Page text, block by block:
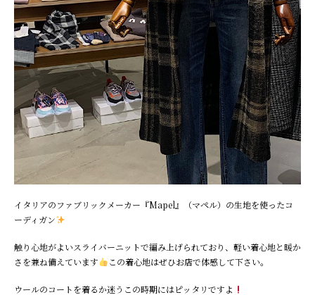
イタリアのファブリックメーカー『Mapel』（マペル）の生地を使ったコ
ーディガン
触り心地がよいスライバーニットで編み上げられており、軽い着心地と暖か
さを兼ね備えています
この着心地はぜひお店で体感して下さい。
ウールのコートを着るか迷うこの時期にはピッタリですよ